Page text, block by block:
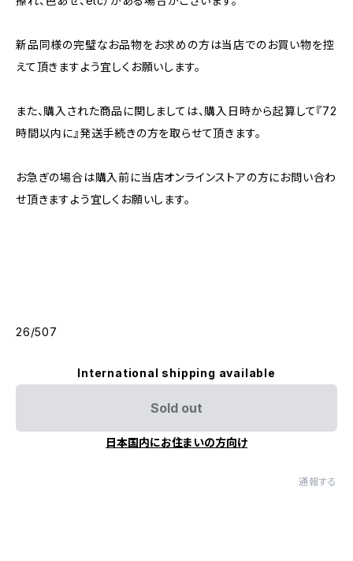
新品同様の完璧なお品物をお求めの方は当店でのお買い物を控
えて頂きますよう宜しくお願いします。
また、購入された商品に関しましては、購入日時から起算して『72
時間以内に』発送手続きの方を取らせて頂きます。
お急ぎの場合は購入前に当店オンラインストアの方にお問い合わ
せ頂きますよう宜しくお願いします。
26/507
International shipping available
Sold out
日本国内にお住まいの方向け
通報する